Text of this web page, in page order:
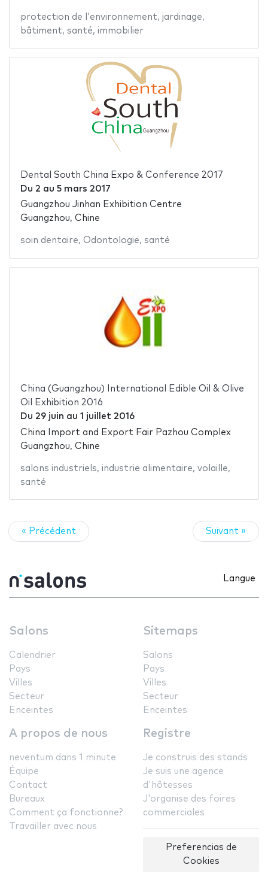
protection de l'environnement, jardinage,
bâtiment, santé, immobilier
Dental South China Expo & Conference 2017
Du 2 au 5 mars 2017
Guangzhou Jinhan Exhibition Centre
Guangzhou, Chine
soin dentaire, Odontologie, santé
China (Guangzhou) International Edible Oil & Olive
Oil Exhibition 2016
Du 29 juin au 1 juillet 2016
China Import and Export Fair Pazhou Complex
Guangzhou, Chine
salons industriels, industrie alimentaire, volaille,
santé
« Précédent Suivant »
Langue
Salons
Calendrier
Pays
Villes
Secteur
Enceintes
Sitemaps
Salons
Pays
Villes
Secteur
Enceintes
A propos de nous
neventum dans 1 minute
Équipe
Contact
Bureaux
Comment ça fonctionne?
Travailler avec nous
Registre
Je construis des stands
Je suis une agence
d'hôtesses
J'organise des foires
commerciales
Preferencias de
Cookies